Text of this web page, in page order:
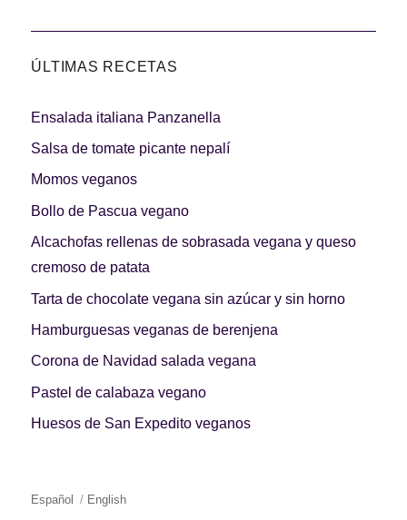
ÚLTIMAS RECETAS
Ensalada italiana Panzanella
Salsa de tomate picante nepalí
Momos veganos
Bollo de Pascua vegano
Alcachofas rellenas de sobrasada vegana y queso
cremoso de patata
Tarta de chocolate vegana sin azúcar y sin horno
Hamburguesas veganas de berenjena
Corona de Navidad salada vegana
Pastel de calabaza vegano
Huesos de San Expedito veganos
Español English